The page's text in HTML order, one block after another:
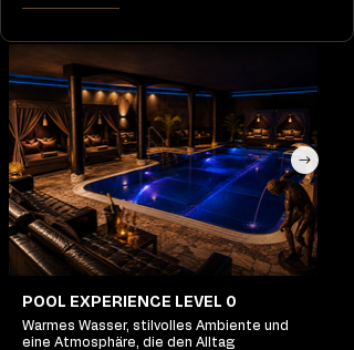
POOL EXPERIENCE LEVEL 0
Warmes Wasser, stilvolles Ambiente und
eine Atmosphäre, die den Alltag